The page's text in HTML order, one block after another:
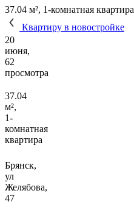
37.04 м², 1-комнатная квартира
Квартиру в новостройке
20
июня,
62
просмотра
37.04
м²,
1-
комнатная
квартира
Брянск,
ул
Желябова,
47